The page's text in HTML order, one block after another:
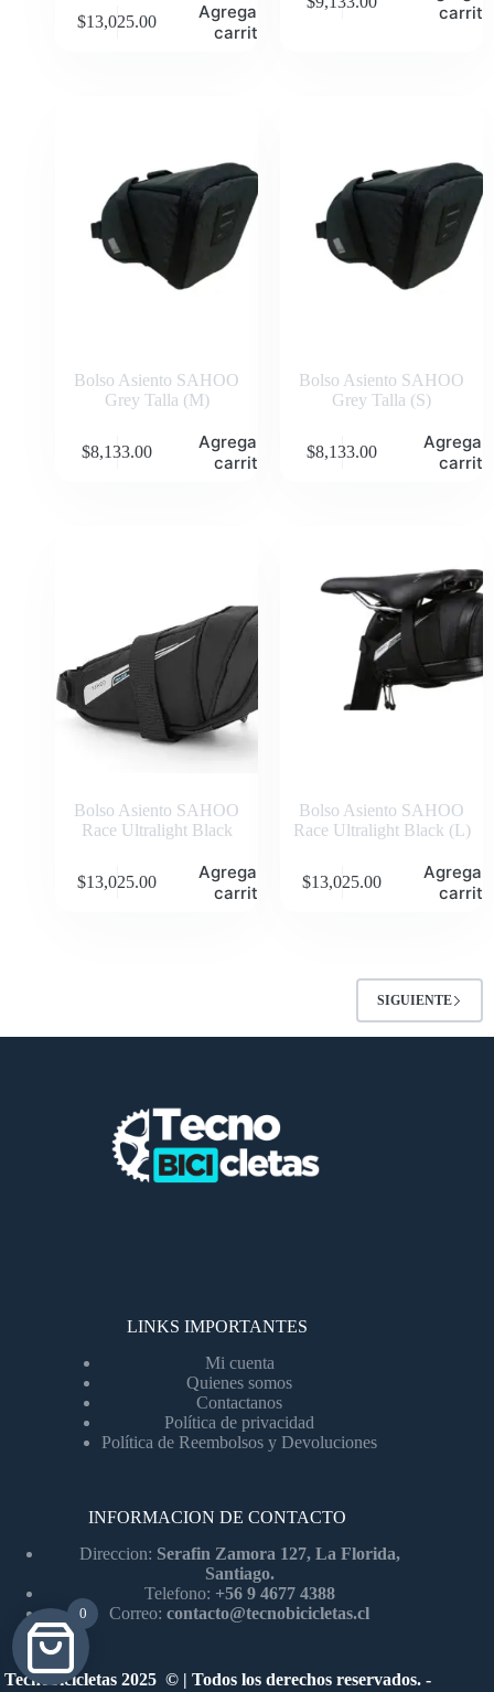
$13,025.00
Agregar al
carrito
carrito
Bolso Asiento SAHOO
Grey Talla (M)
$8,133.00
Agregar al
carrito
Bolso Asiento SAHOO
Grey Talla (S)
$8,133.00
Agregar
carrito
Bolso Asiento SAHOO
Race Ultralight Black
$13,025.00
Agregar al
carrito
Bolso Asiento SAHOO
Race Ultralight Black (L)
$13,025.00
Agregar
carrito
SIGUIENTE
LINKS IMPORTANTES
Mi cuenta
Quienes somos
Contactanos
Política de privacidad
Política de Reembolsos y Devoluciones
INFORMACION DE CONTACTO
Direccion: Serafin Zamora 127, La Florida,
Santiago.
Telefono: +56 9 4677 4388
Correo:contacto@tecnobicicletas.cl
Tecnobicicletas 2025 © | Todos los derechos reservados. -
0